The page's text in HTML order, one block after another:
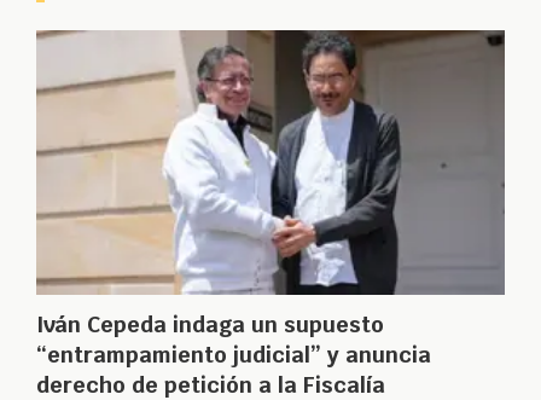
Iván Cepeda indaga un supuesto
“entrampamiento judicial” y anuncia
derecho de petición a la Fiscalía